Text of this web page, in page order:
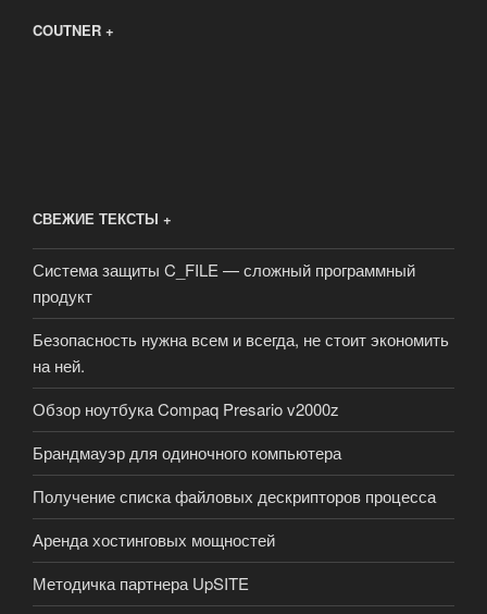
COUTNER +
СВЕЖИЕ ТЕКСТЫ +
Система защиты C_FILE — сложный программный
продукт
Безопасность нужна всем и всегда, не стоит экономить
на ней.
Обзор ноутбука Compaq Presario v2000z
Брандмауэр для одиночного компьютера
Получение списка файловых дескрипторов процесса
Аренда хостинговых мощностей
Методичка партнера UpSITE